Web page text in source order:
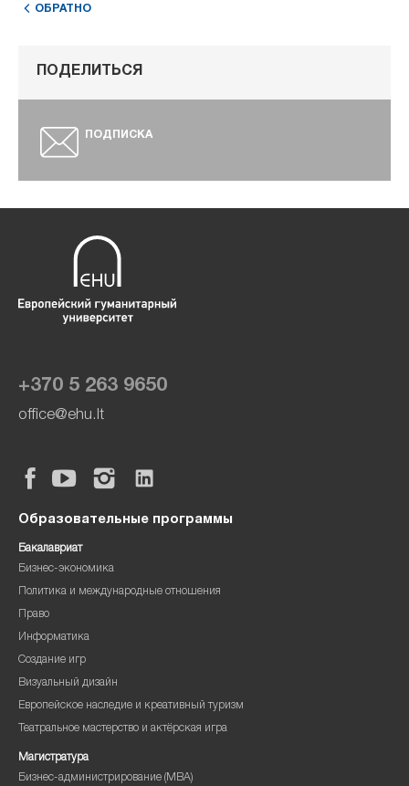
ОБРАТНО
ПОДЕЛИТЬСЯ
ПОДПИСКА
+370 5 263 9650
office@ehu.lt
Образовательные программы
Бакалавриат
Бизнес-экономика
Политика и международные отношения
Право
Информатика
Создание игр
Визуальный дизайн
Европейское наследие и креативный туризм
Театральное мастерство и актёрская игра
Магистратура
Бизнес-администрирование (MBA)